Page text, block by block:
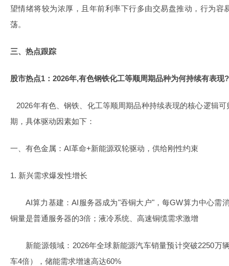
望情绪将较为浓厚，且年前利率下行多由交易盘推动，行为容
荡。
三、热点跟踪
股市热点1：2026年,有色钢铁化工等顺周期品种为何持续有表现?
2026年有色、钢铁、化工等顺周期品种持续表现的核心逻辑
期，具体驱动因素如下：
一、有色金属：AI革命+新能源双轮驱动，供给刚性约束
1. 新兴需求爆发性增长
AI算力基建：AI服务器成为"吞铜大户"，每GW算力中心需
铜量是普通服务器的3倍；液冷系统、高速铜缆需求激增
新能源领域：2026年全球新能源汽车销量预计突破2250万
车4倍），储能需求增速高达60%